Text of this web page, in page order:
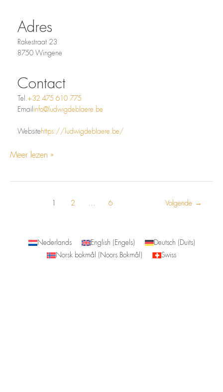
Adres
Rakestraat 23
8750 Wingene
Contact
Tel. +32 475 610 775
Email info@ludwigdeblaere.be
Websitehttps://ludwigdeblaere.be/
Meer lezen »
1 2 6 Volgende →
Nederlands English (Engels) Deutsch ( Duits)
Norsk bokmål
( Noors Bokmål ) Swiss